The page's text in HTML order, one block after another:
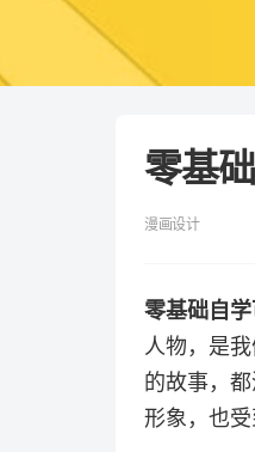
零基
漫画设计
零基础自学
人物，是
的故事，
形象，也受